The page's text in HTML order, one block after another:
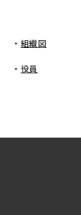
・ 組織図
・ 役員